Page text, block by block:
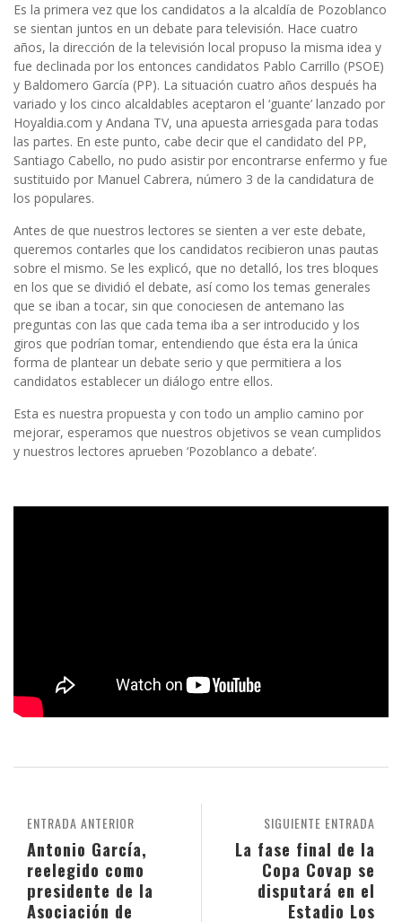
Es la primera vez que los candidatos a la alcaldía de Pozoblanco
se sientan juntos en un debate para televisión. Hace cuatro
años, la dirección de la televisión local propuso la misma idea y
fue declinada por los entonces candidatos Pablo Carrillo (PSOE)
y Baldomero García (PP). La situación cuatro años después ha
variado y los cinco alcaldables aceptaron el ‘guante’ lanzado por
Hoyaldia.com y Andana TV, una apuesta arriesgada para todas
las partes. En este punto, cabe decir que el candidato del PP,
Santiago Cabello, no pudo asistir por encontrarse enfermo y fue
sustituido por Manuel Cabrera, número 3 de la candidatura de
los populares.
Antes de que nuestros lectores se sienten a ver este debate,
queremos contarles que los candidatos recibieron unas pautas
sobre el mismo. Se les explicó, que no detalló, los tres bloques
en los que se dividió el debate, así como los temas generales
que se iban a tocar, sin que conociesen de antemano las
preguntas con las que cada tema iba a ser introducido y los
giros que podrían tomar, entendiendo que ésta era la única
forma de plantear un debate serio y que permitiera a los
candidatos establecer un diálogo entre ellos.
Esta es nuestra propuesta y con todo un amplio camino por
mejorar, esperamos que nuestros objetivos se vean cumplidos
y nuestros lectores aprueben ‘Pozoblanco a debate’.
SIGUIENTE ENTRADA
La fase final de la
Copa Covap se
disputará en el
Estadio Los
ENTRADA ANTERIOR
Antonio García,
reelegido como
presidente de la
Asociación de